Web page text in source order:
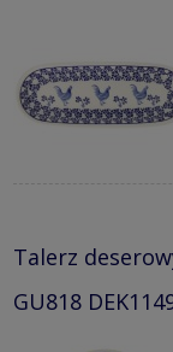
Talerz
GU818